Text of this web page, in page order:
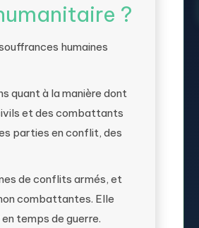
?
humaines
quant à la manière dont
et des combattants
parties en conflit, des
de conflits armés, et
combattantes. Elle
temps de guerre.